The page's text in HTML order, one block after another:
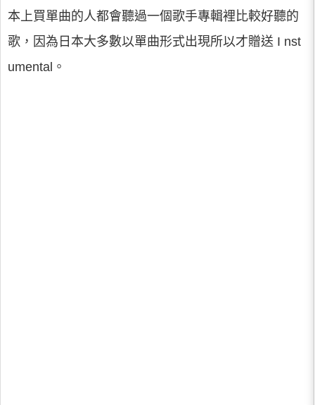
本上買單曲的人都會聽過一個歌手專輯裡比較好聽的
歌，因為日本大多數以單曲形式出現所以才贈送 I nst
umental。